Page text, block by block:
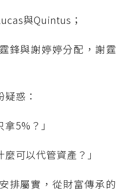
與Quintus；
鋒與謝婷婷分配，謝霆
惑：
5%？」
麼可以代管資產？」
排屬實，從財富傳承的